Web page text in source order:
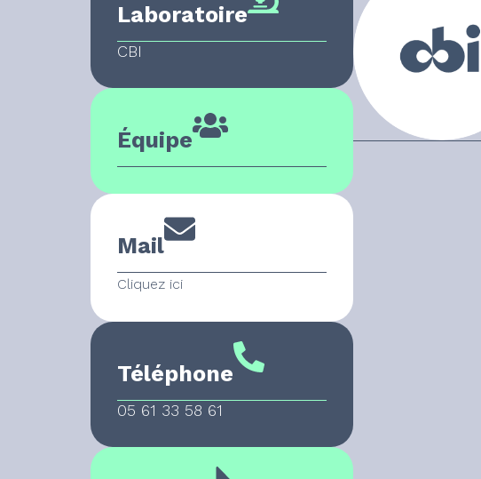
Laboratoire
CBI
Équipe
Mail
Cliquez ici
Téléphone
05 61 33 58 61